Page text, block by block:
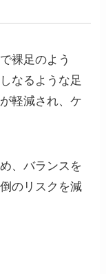
裸足のよう
なるような足
軽減され、ケ
、バランスを
のリスクを減